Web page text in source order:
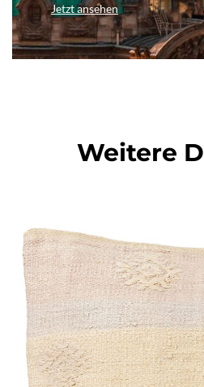
Jetzt ansehen
Weitere